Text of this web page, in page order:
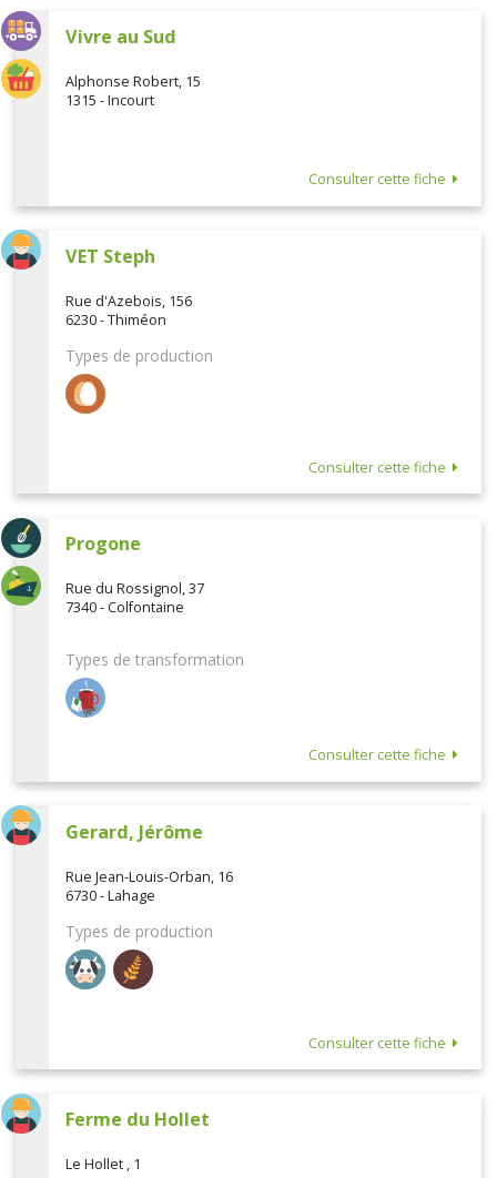
Vivre au Sud
Alphonse Robert, 15
1315 - Incourt
Consulter cette fiche
VET Steph
Rue d'Azebois, 156
6230 - Thiméon
Types de production
Consulter cette fiche
Progone
Rue du Rossignol, 37
7340 - Colfontaine
Types de transformation
Consulter cette fiche
Gerard, Jérôme
Rue Jean-Louis-Orban, 16
6730 - Lahage
Types de production
Consulter cette fiche
Ferme du Hollet
Le Hollet , 1